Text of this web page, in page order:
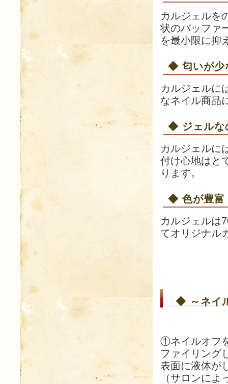
カルジェルを
状のバッファ
を最小限に抑
◆ 匂いが少
カルジェルに
なネイル商品
◆ ジェルな
カルジェルに
付け心地はと
ります。
◆ 色が豊富
カルジェルは
てオリジナル
◆ ～ネイ
①ネイルオフ
ファイリング
表面に液体が
（サロンに